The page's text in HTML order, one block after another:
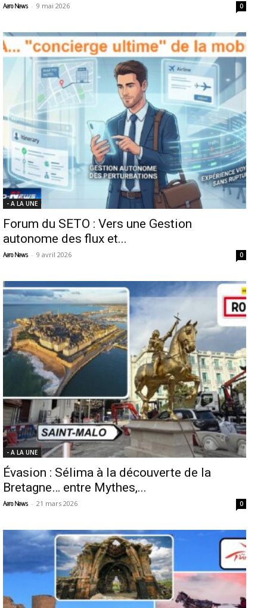
Aero News - 9 mai 2026 0
- A LA UNE
Forum du SETO : Vers une Gestion
autonome des flux et...
Aero News - 9 avril 2026 0
- A LA UNE
Évasion : Sélima à la découverte de la
Bretagne… entre Mythes,...
Aero News - 21 mars 2026 0